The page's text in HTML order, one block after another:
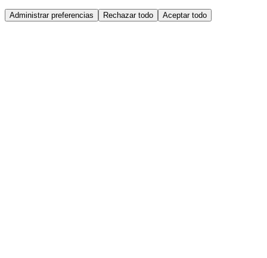
Administrar preferencias Rechazar todo Aceptar todo